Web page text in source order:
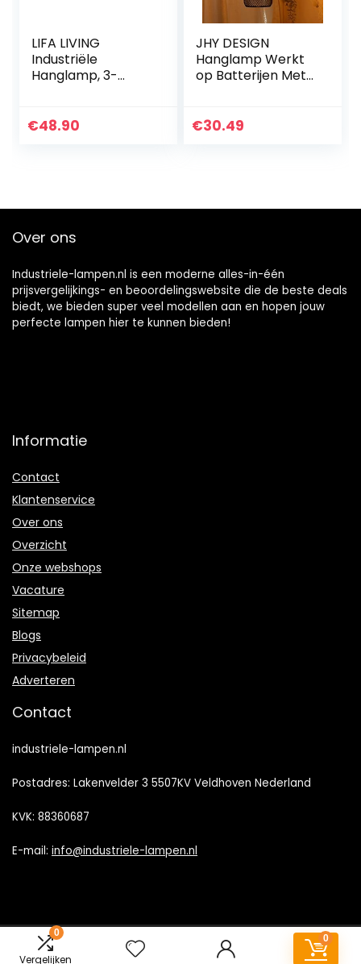
0
Vergelijken
0
LIFA LIVING
Industriële
Hanglamp, 3-
Zwarte
€48.90
JHY DESIGN
Hanglamp Werkt
op Batterijen Met
Hanglamp
€30.49
Over ons
Industriele-lampen.nl is een moderne alles-in-één
prijsvergelijkings- en beoordelingswebsite die de beste deals
biedt, we bieden super veel modellen aan en hopen jouw
perfecte lampen hier te kunnen bieden!
Informatie
Contact
Klantenservice
Over ons
Overzicht
Onze webshops
Vacature
Sitemap
Blogs
Privacybeleid
Adverteren
Contact
industriele-lampen.nl
Postadres: Lakenvelder 3 5507KV Veldhoven Nederland
KVK: 88360687
E-mail: info@industriele-lampen.nl
2023 © Industriele-lampen.nl Alle rechten voorbehouden